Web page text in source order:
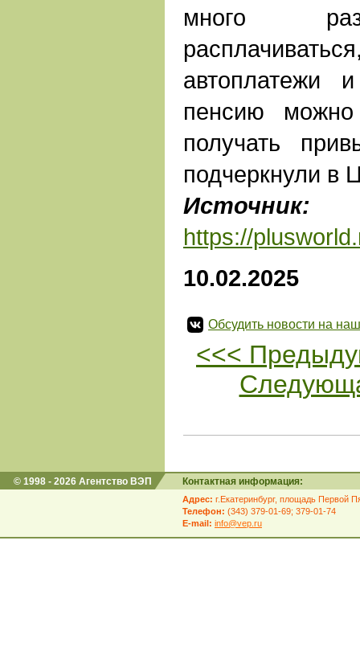
много
автоплатежи
пенсию
получать
подчеркнули в
Источник:
https://
10.02.2025
Обсудить новости на
<<<
© 1998 - 2026 Агентство ВЭП Контактная информация:
Адрес: г.Екатеринбург, площадь Первой
Телефон: (343) 379-01-69; 379-01-74
E-mail: info@vep.ru